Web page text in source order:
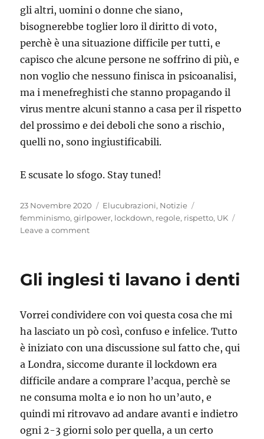
gli altri, uomini o donne che siano,
bisognerebbe toglier loro il diritto di voto,
perchè è una situazione difficile per tutti, e
capisco che alcune persone ne soffrino di più, e
non voglio che nessuno finisca in psicoanalisi,
ma i menefreghisti che stanno propagando il
virus mentre alcuni stanno a casa per il rispetto
del prossimo e dei deboli che sono a rischio,
quelli no, sono ingiustificabili.
E scusate lo sfogo. Stay tuned!
Posted
on
23 Novembre 2020 Categories
Elucubrazioni, Notizie
femminismo,girlpower, lockdown, regole, rispetto, UK
Leave a commenton
venitemi
rispetto
Gli inglesi ti lavano i denti
Vorrei condividere con voi questa cosa che mi
ha lasciato un pò così, confuso e infelice. Tutto
è iniziato con una discussione sul fatto che, qui
a Londra, siccome durante il lockdown era
difficile andare a comprare l’acqua, perchè se
ne consuma molta e io non ho un’auto, e
quindi mi ritrovavo ad andare avanti e indietro
ogni 2-3 giorni solo per quella, a un certo